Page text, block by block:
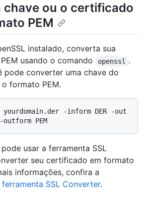
chave ou o certificado
PEM
instalado, converta sua
usando o comando
openssl
.
pode converter uma chave do
formato PEM.
-inform DER -out
usar a ferramenta SSL
seu certificado em formato
informações, confira a
SSL Converter.